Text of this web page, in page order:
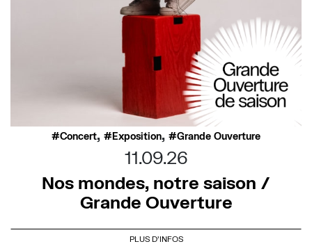
Concert, Exposition, Grande Ouverture
11.09.26
Nos mondes, notre saison /
Grande Ouverture
PLUS D'INFOS